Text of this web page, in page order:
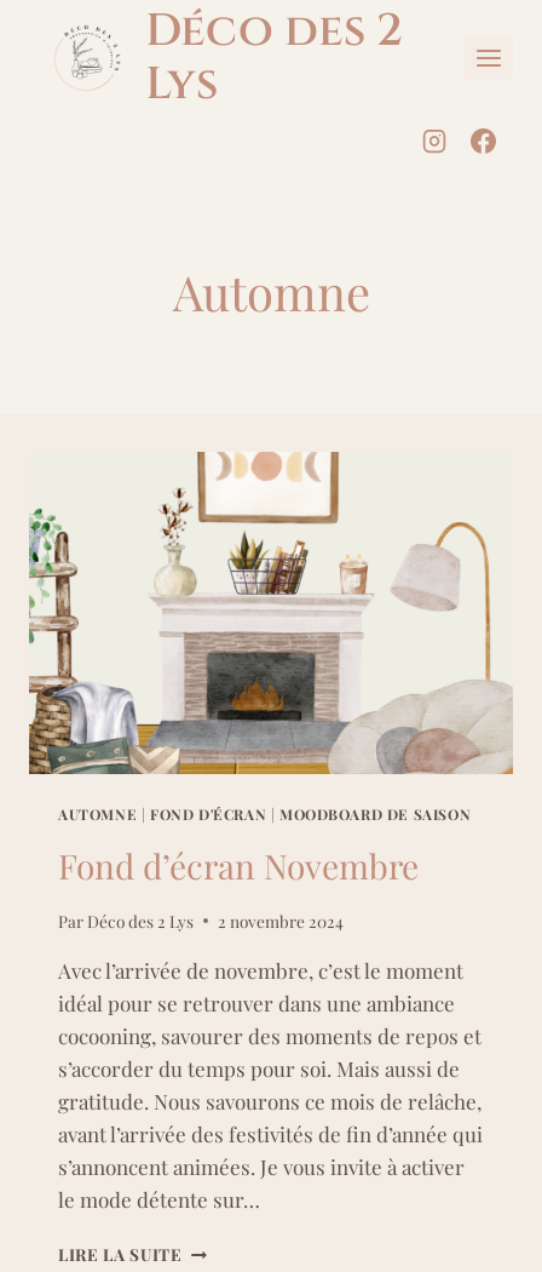
contenu
Déco des 2
Lys
Automne
AUTOMNE | FOND D'ÉCRAN | MOODBOARD DE SAISON
Fond d’écran Novembre
Par Déco des 2 Lys 2 novembre 2024
Avec l’arrivée de novembre, c’est le moment
idéal pour se retrouver dans une ambiance
cocooning, savourer des moments de repos et
s’accorder du temps pour soi. Mais aussi de
gratitude. Nous savourons ce mois de relâche,
avant l’arrivée des festivités de fin d’année qui
s’annoncent animées. Je vous invite à activer
le mode détente sur…
LIRE LA SUITE FOND